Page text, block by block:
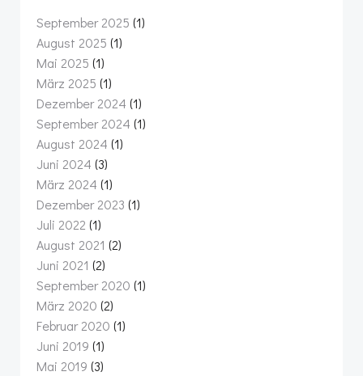
September 2025 (1)
August 2025 (1)
Mai 2025 (1)
März 2025 (1)
Dezember 2024 (1)
September 2024 (1)
August 2024 (1)
Juni 2024 (3)
März 2024 (1)
Dezember 2023 (1)
Juli 2022 (1)
August 2021 (2)
Juni 2021 (2)
September 2020 (1)
März 2020 (2)
Februar 2020 (1)
Juni 2019 (1)
Mai 2019 (3)